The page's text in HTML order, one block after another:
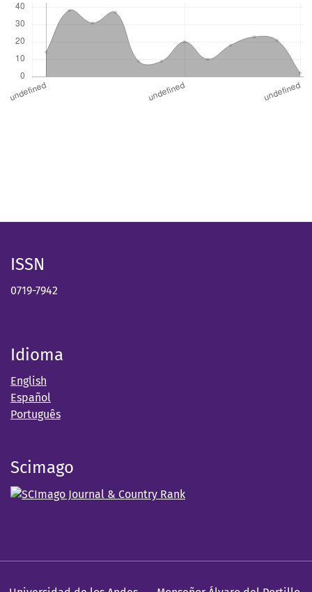
ISSN
0719-7942
Idioma
English
Español
Português
Scimago